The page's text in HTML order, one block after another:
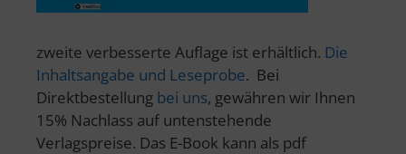
zweite verbesserte Auflage ist erhältlich. Die
Inhaltsangabe und Leseprobe. Bei
Direktbestellung bei uns, gewähren wir Ihnen
15% Nachlass auf untenstehende
Verlagspreise. Das E-Book kann als pdf